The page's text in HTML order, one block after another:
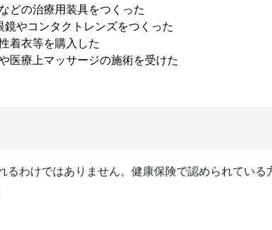
どの治療用装具をつくった
やコンタクトレンズをつくった
着衣等を購入した
医療上マッサージの施術を受けた
わけではありません。健康保険で認められてい